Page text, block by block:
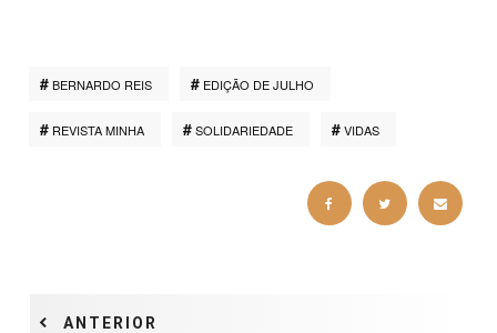
BERNARDO REIS EDIÇÃO DE JULHO
REVISTA MINHA SOLIDARIEDADE VIDAS
ANTERIOR